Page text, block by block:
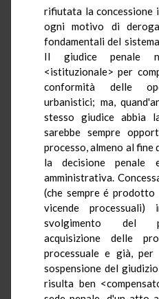
rifiutata la concessione
ogni motivo di
fondamentali del
Il giudice penale
<istituzionale> per
conformità delle
urbanistici; ma,
stesso giudice abbia
sarebbe sempre
processo, almeno al
la decisione penale
amministrativa.
(che sempre é
vicende
svolgimento del
acquisizione delle
processuale e già,
sospensione del
risulta ben